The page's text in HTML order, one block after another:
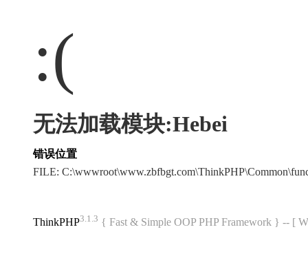
:(
无法加载模块:Hebei
错误位置
FILE:
ThinkPHP3.1.3 { Fast & Simple OOP PHP Framework } -- [